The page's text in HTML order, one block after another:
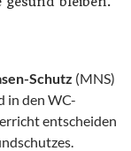
Schutz (MNS)
in den WC-
entscheiden